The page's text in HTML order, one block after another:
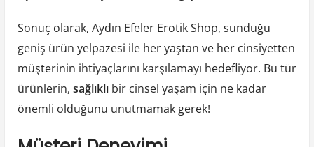
Sonuç olarak, Aydın Efeler Erotik Shop, sunduğu
geniş ürün yelpazesi ile her yaştan ve her cinsiyetten
müşterinin ihtiyaçlarını karşılamayı hedefliyor. Bu tür
ürünlerin, sağlıklıbir cinsel yaşam için ne kadar
önemli olduğunu unutmamak gerek!